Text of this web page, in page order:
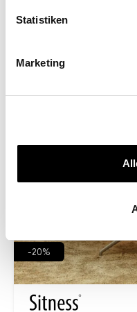
Statistiken
Marketing
-20%